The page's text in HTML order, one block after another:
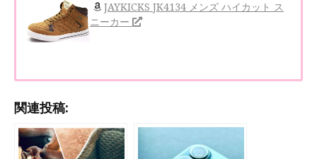
JAYKICKS JK4134 メンズ ハイカット ス
ニーカー
関連投稿: